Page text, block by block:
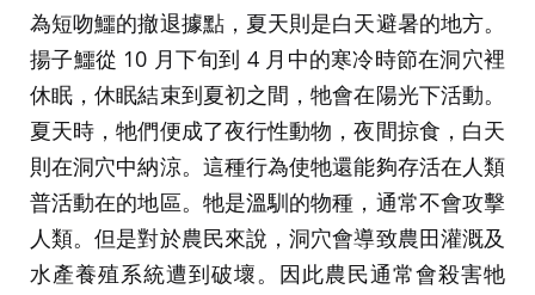
為短吻鱷的撤退據點，夏天則是白天避暑的地方。
揚子鱷從 10 月下旬到 4 月中的寒冷時節在洞穴裡
休眠，休眠結束到夏初之間，牠會在陽光下活動。
夏天時，牠們便成了夜行性動物，夜間掠食，白天
則在洞穴中納涼。這種行為使牠還能夠存活在人類
普活動在的地區。牠是溫馴的物種，通常不會攻擊
人類。但是對於農民來說，洞穴會導致農田灌溉及
水產養殖系統遭到破壞。因此農民通常會殺害牠